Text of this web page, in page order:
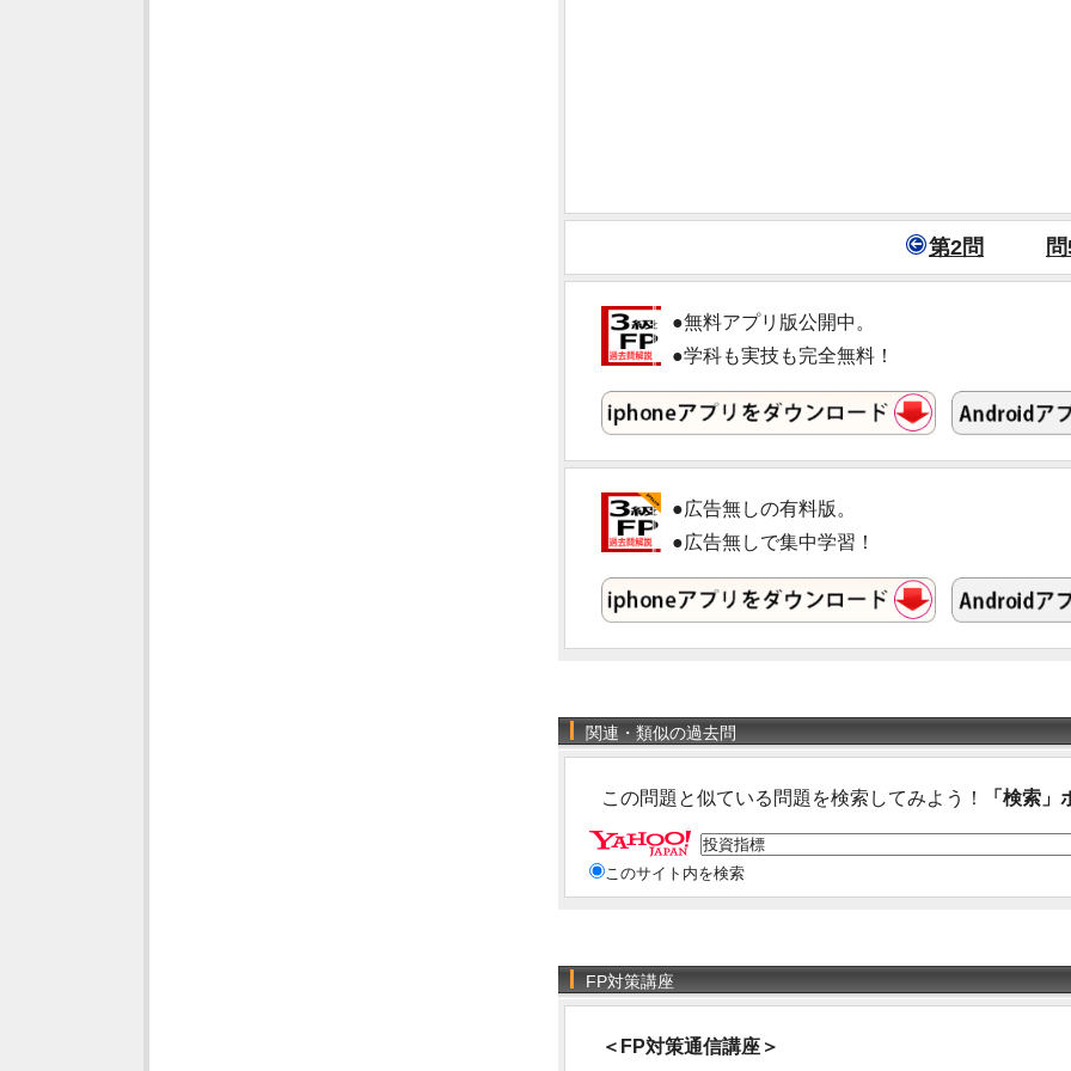
第2問
●無料アプリ版公開中。
●学科も実技も完全無料！
●広告無しの有料版。
●広告無しで集中学習！
関連・類似の過去問
この問題と似ている問題を検索してみよう！ 「検索
このサイト内を検索
FP対策講座
＜FP対策通信講座＞